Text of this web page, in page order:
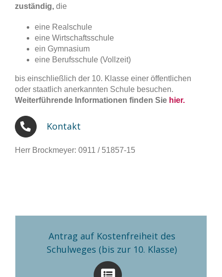
zuständig,die
eine Realschule
eine Wirtschaftsschule
ein Gymnasium
eine Berufsschule (Vollzeit)
bis einschließlich der 10. Klasse einer öffentlichen
oder staatlich anerkannten Schule besuchen.
Weiterführende Informationen finden Sie hier.
Kontakt
Herr Brockmeyer: 0911 / 51857-15
Antrag auf Kostenfreiheit des
Schulweges (bis zur 10. Klasse)